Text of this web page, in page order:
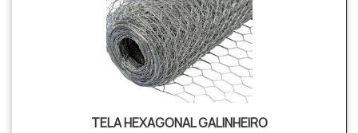
TELA HEXAGONAL GALINHEIRO